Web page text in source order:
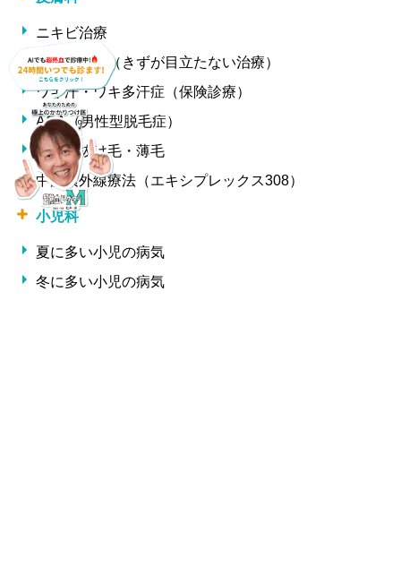
ニキビ治療
ほくろ除去（きずが目立たない治療）
ワキ汗・ワキ多汗症（保険診療）
AGA（男性型脱毛症）
女性の抜け毛・薄毛
中波紫外線療法（エキシプレックス308）
小児科
夏に多い小児の病気
冬に多い小児の病気